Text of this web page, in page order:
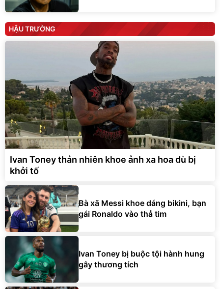
HẬU TRƯỜNG
Ivan Toney thản nhiên khoe ảnh xa hoa dù bị
khởi tố
Bà xã Messi khoe dáng bikini, bạn
gái Ronaldo vào thả tim
Ivan Toney bị buộc tội hành hung
gây thương tích